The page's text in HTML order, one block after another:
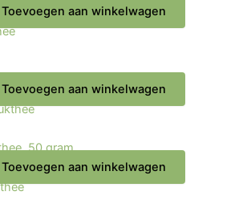
Toevoegen aan winkelwagen
Toevoegen aan winkelwagen
50 gram.
Toevoegen aan winkelwagen